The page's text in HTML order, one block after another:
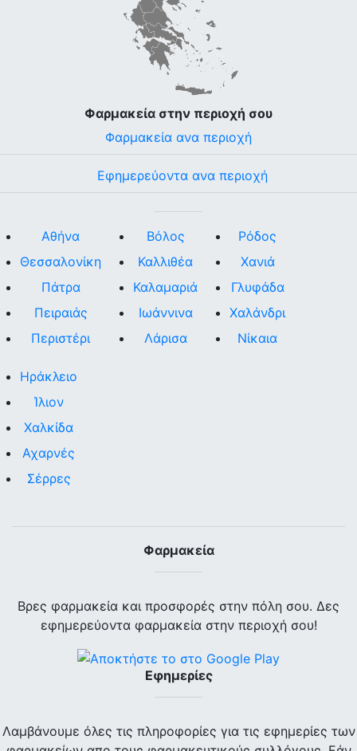
Φαρμακεία στην περιοχή σου
Φαρμακεία ανα περιοχή
Εφημερεύοντα ανα περιοχή
Αθήνα
Θεσσαλονίκη
Πάτρα
Πειραιάς
Περιστέρι
Βόλος
Καλλιθέα
Καλαμαριά
Ιωάννινα
Λάρισα
Ρόδος
Χανιά
Γλυφάδα
Χαλάνδρι
Νίκαια
Ηράκλειο
Ίλιον
Χαλκίδα
Αχαρνές
Σέρρες
Φαρμακεία
Βρες φαρμακεία και προσφορές στην πόλη σου. Δες
εφημερεύοντα φαρμακεία στην περιοχή σου!
Εφημερίες
Λαμβάνουμε όλες τις πληροφορίες για τις εφημερίες των